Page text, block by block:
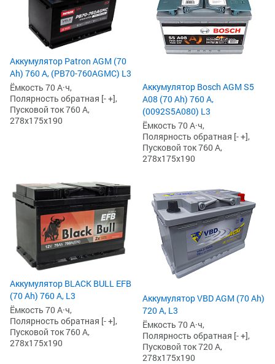
Аккумулятор Patron AGM (70
Ah) 760 А, (PB70-760AGMC) L3
Ёмкость 70 А·ч,
Полярность обратная [- +],
Пусковой ток 760 А,
278x175x190
Аккумулятор Bosch AGM S5
A08 (70 Ah) 760 А,
(0092S5A080) L3
Ёмкость 70 А·ч,
Полярность обратная [- +],
Пусковой ток 760 А,
278x175x190
Аккумулятор BLACK BULL EFB
(70 Ah) 760 А, L3
Ёмкость 70 А·ч,
Полярность обратная [- +],
Пусковой ток 760 А,
278x175x190
Аккумулятор VBD AGM (70 Ah)
720 А, L3
Ёмкость 70 А·ч,
Полярность обратная [- +],
Пусковой ток 720 А,
278x175x190